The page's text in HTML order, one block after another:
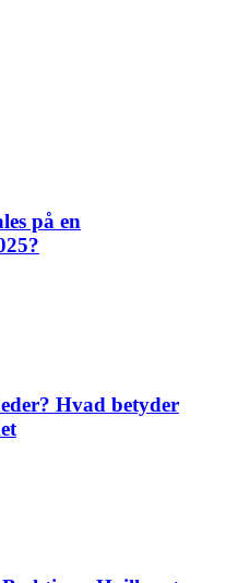
på en
Hvad betyder